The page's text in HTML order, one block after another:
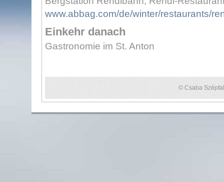
www.abbag.com/de/winter/restaurants/
Einkehr danach
Gastronomie im St. Anton
© Csaba